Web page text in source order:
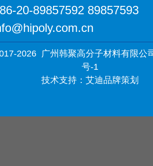
20-89857592 89857593
2026 广州韩聚高分子材料有限
号-1
技术支持： 艾迪品牌策划